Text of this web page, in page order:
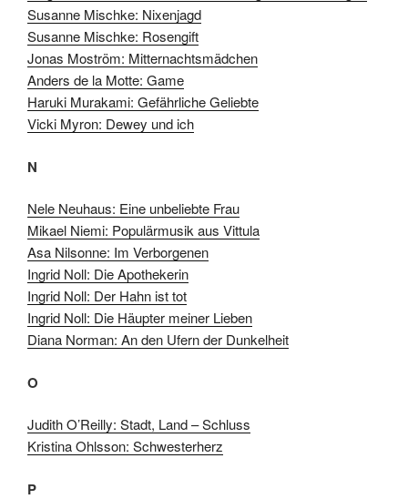
Susanne Mischke: Nixenjagd
Susanne Mischke: Rosengift
Jonas Moström: Mitternachtsmädchen
Anders de la Motte: Game
Haruki Murakami: Gefährliche Geliebte
Vicki Myron: Dewey und ich
N
Nele Neuhaus: Eine unbeliebte Frau
Mikael Niemi: Populärmusik aus Vittula
Asa Nilsonne: Im Verborgenen
Ingrid Noll: Die Apothekerin
Ingrid Noll: Der Hahn ist tot
Ingrid Noll: Die Häupter meiner Lieben
Diana Norman: An den Ufern der Dunkelheit
O
Judith O’Reilly: Stadt, Land – Schluss
Kristina Ohlsson: Schwesterherz
P